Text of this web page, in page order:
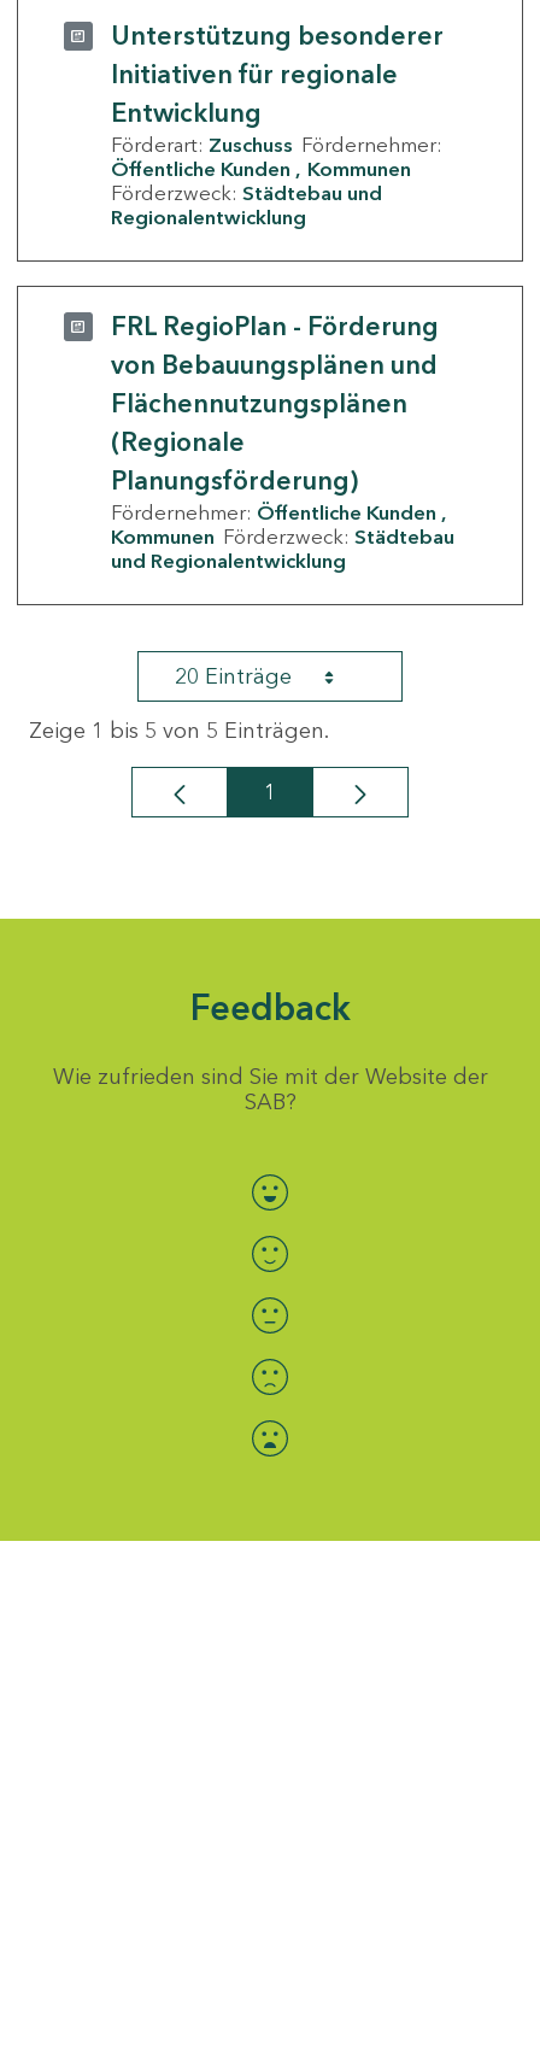
Unterstützung besonderer
Initiativen für regionale
Entwicklung
Förderart: Zuschuss Fördernehmer:
Öffentliche Kunden
Kommunen
Förderzweck: Städtebau und
Regionalentwicklung
FRL RegioPlan - Förderung
von Bebauungsplänen und
Flächennutzungsplänen
(Regionale
Planungsförderung)
Fördernehmer: Öffentliche Kunden
Kommunen Förderzweck: Städtebau
und Regionalentwicklung
20 Einträge
Zeige 1 bis 5 von 5 Einträgen.
Seite
1
Feedback
Wie zufrieden sind Sie mit der Website der
SAB?
Bewertung auswählen